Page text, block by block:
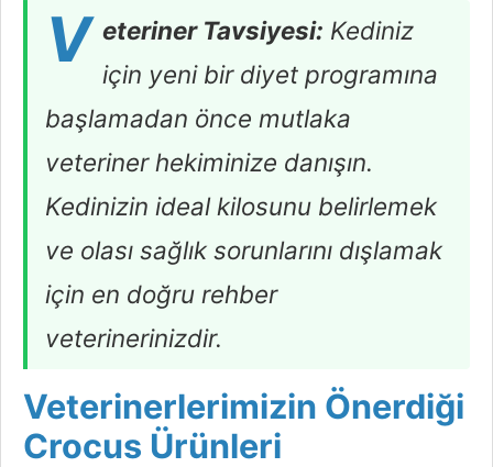
V eteriner Tavsiyesi: Kediniz
için yeni bir diyet programına
başlamadan önce mutlaka
veteriner hekiminize danışın.
Kedinizin ideal kilosunu belirlemek
ve olası sağlık sorunlarını dışlamak
için en doğru rehber
veterinerinizdir.
Veterinerlerimizin Önerdiği
Crocus Ürünleri